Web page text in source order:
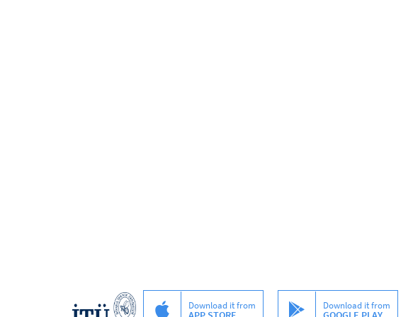
Download it from Download it from